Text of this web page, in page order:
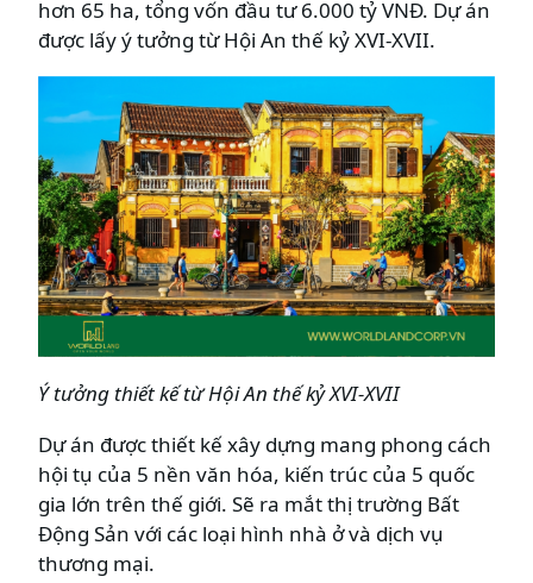
hơn 65 ha, tổng vốn đầu tư 6.000 tỷ VNĐ. Dự án
được lấy ý tưởng từ Hội An thế kỷ XVI-XVII.
Ý tưởng thiết kế từ Hội An thế kỷ XVI-XVII
Dự án được thiết kế xây dựng mang phong cách
hội tụ của 5 nền văn hóa, kiến trúc của 5 quốc
gia lớn trên thế giới. Sẽ ra mắt thị trường Bất
Động Sản với các loại hình nhà ở và dịch vụ
thương mại.